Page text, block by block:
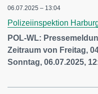
06.07.2025 – 13:04
Polizeiinspektion
POL-WL:
Zeitraum von Freitag,
Sonntag, 06.07.2025,